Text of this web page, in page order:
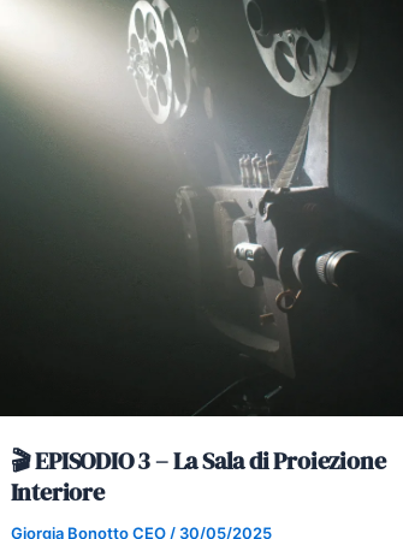
🎬 EPISODIO 3 – La Sala di Proiezione
Interiore
Giorgia Bonotto CEO/ 30/05/2025